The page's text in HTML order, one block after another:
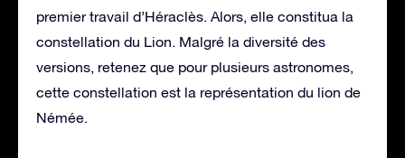
premier travail d’Héraclès. Alors, elle constitua la
constellation du Lion. Malgré la diversité des
versions, retenez que pour plusieurs astronomes,
cette constellation est la représentation du lion de
Némée.